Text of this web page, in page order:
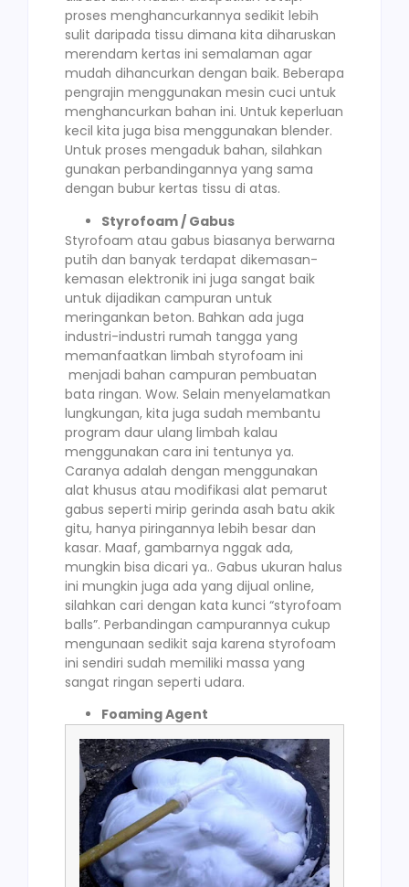
proses menghancurkannya sedikit lebih
sulit daripada tissu dimana kita diharuskan
merendam kertas ini semalaman agar
mudah dihancurkan dengan baik. Beberapa
pengrajin menggunakan mesin cuci untuk
menghancurkan bahan ini. Untuk keperluan
kecil kita juga bisa menggunakan blender.
Untuk proses mengaduk bahan, silahkan
gunakan perbandingannya yang sama
dengan bubur kertas tissu di atas.
Styrofoam / Gabus
Styrofoam atau gabus biasanya berwarna
putih dan banyak terdapat dikemasan-
kemasan elektronik ini juga sangat baik
untuk dijadikan campuran untuk
meringankan beton. Bahkan ada juga
industri-industri rumah tangga yang
memanfaatkan limbah styrofoam ini
menjadi bahan campuran pembuatan
bata ringan. Wow. Selain menyelamatkan
lungkungan, kita juga sudah membantu
program daur ulang limbah kalau
menggunakan cara ini tentunya ya.
Caranya adalah dengan menggunakan
alat khusus atau modifikasi alat pemarut
gabus seperti mirip gerinda asah batu akik
gitu, hanya piringannya lebih besar dan
kasar. Maaf, gambarnya nggak ada,
mungkin bisa dicari ya.. Gabus ukuran halus
ini mungkin juga ada yang dijual online,
silahkan cari dengan kata kunci “styrofoam
balls”. Perbandingan campurannya cukup
mengunaan sedikit saja karena styrofoam
ini sendiri sudah memiliki massa yang
sangat ringan seperti udara.
Foaming Agent